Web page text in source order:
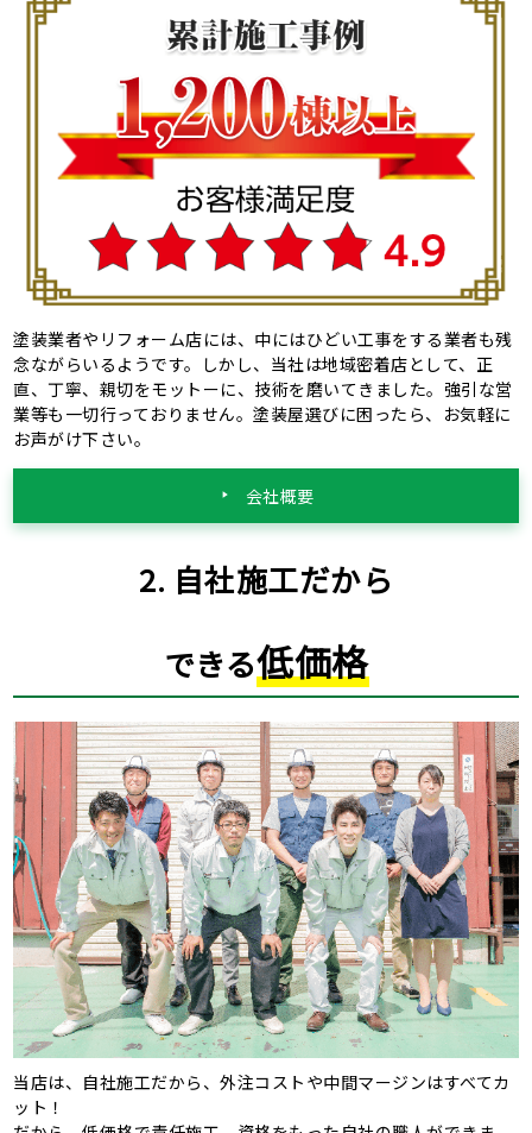
塗装業者やリフォーム店には、中にはひどい工事をする業者も残
念ながらいるようです。しかし、当社は地域密着店として、正
直、丁寧、親切をモットーに、技術を磨いてきました。強引な営
業等も一切行っておりません。塗装屋選びに困ったら、お気軽に
お声がけ下さい。
会社概要
2. 自社施工だから
できる低価格
当店は、自社施工だから、外注コストや中間マージンはすべてカ
ット！